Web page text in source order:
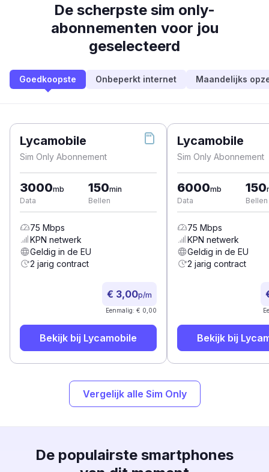
De scherpste sim only-
abonnementen voor jou
geselecteerd
Goedkoopste Onbeperkt internet Maandelijks
Lycamobile
Sim Only Abonnement
3000mb
Data
150min
Bellen
75 Mbps
KPN netwerk
Geldig in de EU
2 jarig contract
€ 3,00p/m
Eenmalig: € 0,00
Bekijk bij Lycamobile
Lycamobile
Sim Only Abonnement
6000mb
Data
150
Bellen
75 Mbps
KPN netwerk
Geldig in de EU
2 jarig contract
Bekijk bij
Vergelijk alle Sim Only
De populairste smartphones